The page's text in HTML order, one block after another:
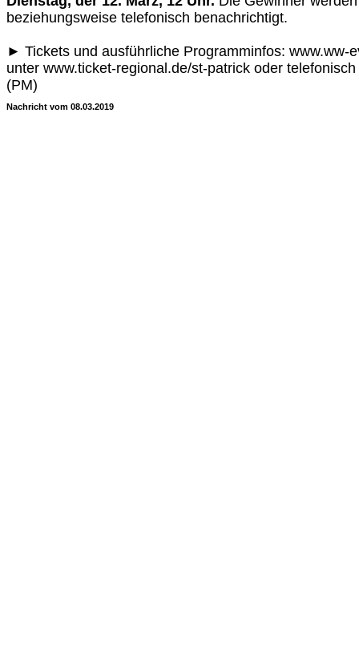
beziehungsweise telefonisch benachrichtigt.
► Tickets und ausführliche Programminfos: www.ww-
unter www.ticket-regional.de/st-patrick oder
(PM)
Nachricht vom 08.03.2019